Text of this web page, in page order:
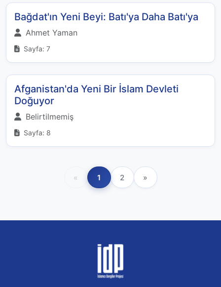
Bağdat'ın Yeni Beyi: Batı'ya Daha Batı'ya
Ahmet Yaman
Sayfa: 7
Afganistan'da Yeni Bir İslam Devleti
Doğuyor
Belirtilmemiş
Sayfa: 8
« 1 2 »